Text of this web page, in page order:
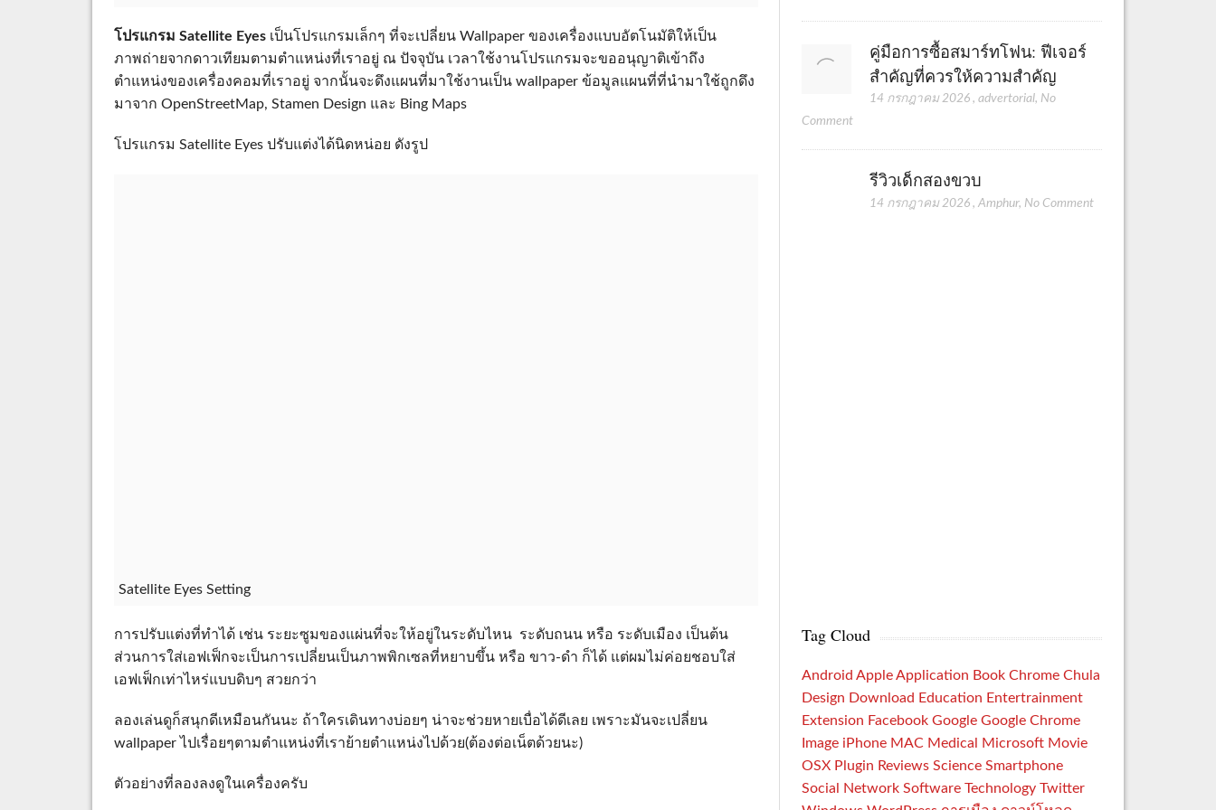
โปรแกรม Satellite Eyes เป็นโปรแกรมเล็กๆ ที่จะเปลี่ยน Wallpaper ของเครื่องแบบอัตโนมัติให้เป็น
ภาพถ่ายจากดาวเทียมตามตำแหน่งที่เราอยู่ ณ ปัจจุบัน เวลาใช้งานโปรแกรมจะขออนุญาติเข้าถึง
ตำแหน่งของเครื่องคอมที่เราอยู่ จากนั้นจะดึงแผนที่มาใช้งานเป็น wallpaper ข้อมูลแผนที่ที่นำมาใช้ถูกดึง
มาจาก OpenStreetMap, Stamen Design และ Bing Maps
โปรแกรม Satellite Eyes ปรับแต่งได้นิดหน่อย ดังรูป
Satellite Eyes Setting
การปรับแต่งที่ทำได้ เช่น ระยะซูมของแผ่นที่จะให้อยู่ในระดับไหน ระดับถนน หรือ ระดับเมือง เป็นต้น
ส่วนการใส่เอฟเฟ็กจะเป็นการเปลี่ยนเป็นภาพพิกเซลที่หยาบขึ้น หรือ ขาว-ดำ ก็ได้ แต่ผมไม่ค่อยชอบใส่
เอฟเฟ็กเท่าไหร่แบบดิบๆ สวยกว่า
ลองเล่นดูก็สนุกดีเหมือนกันนะ ถ้าใครเดินทางบ่อยๆ น่าจะช่วยหายเบื่อได้ดีเลย เพราะมันจะเปลี่ยน
wallpaper ไปเรื่อยๆตามตำแหน่งที่เราย้ายตำแหน่งไปด้วย(ต้องต่อเน็ตด้วยนะ)
ตัวอย่างที่ลองลงดูในเครื่องครับ
คู่มือการซื้อสมาร์ทโฟน: ฟีเจอร์
สำคัญที่ควรให้ความสำคัญ
14 กรกฎาคม 2026 ,advertorial, No
Comment
รีวิวเด็กสองขวบ
14 กรกฎาคม 2026 ,Amphur, No Comment
Tag Cloud
Android Apple Application Book Chrome Chula
Design Download Education Entertrainment
Extension Facebook Google Google Chrome
Image iPhone MAC Medical Microsoft Movie
OSX Plugin Reviews Science Smartphone
Social Network Software Technology Twitter